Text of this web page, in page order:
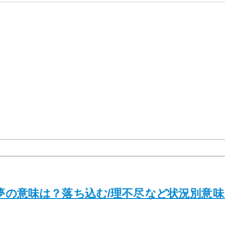
の意味は？落ち込む/理不尽など状況別意味